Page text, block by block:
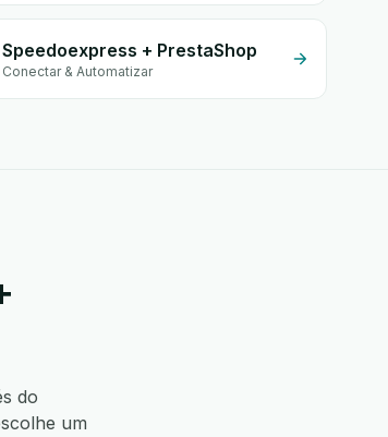
Speedoexpress + PrestaShop
Conectar & Automatizar
do
um